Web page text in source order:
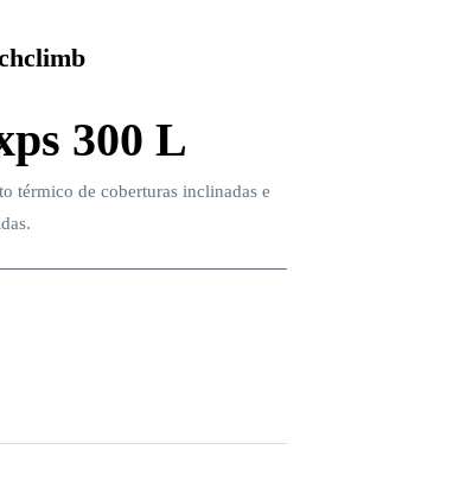
300 L
térmico de coberturas inclinadas e